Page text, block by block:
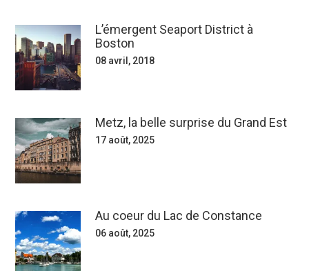
L’émergent Seaport District à
Boston
08 avril, 2018
Metz, la belle surprise du Grand Est
17 août, 2025
Au coeur du Lac de Constance
06 août, 2025